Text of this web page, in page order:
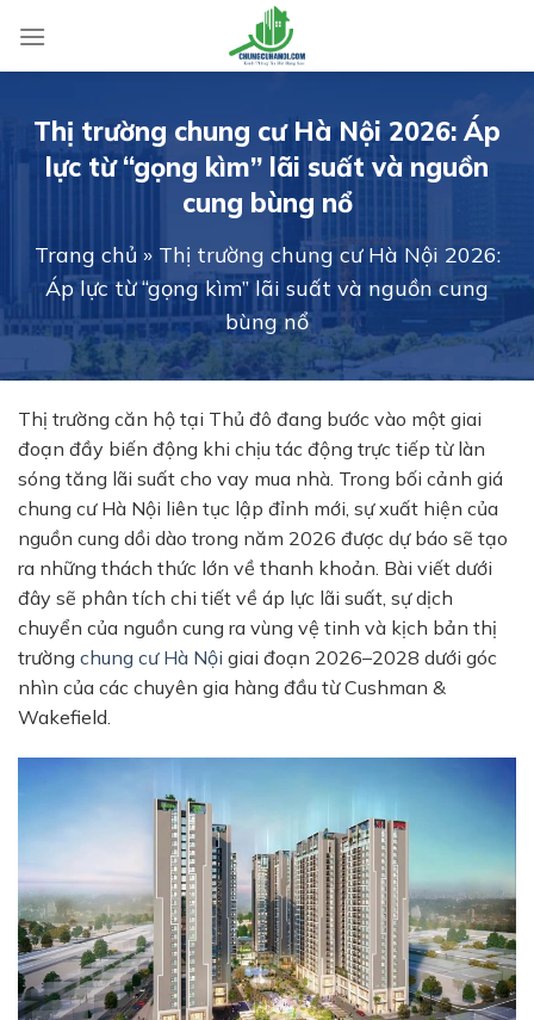
content
Thị trường chung cư Hà Nội 2026: Áp
lực từ “gọng kìm” lãi suất và nguồn
cung bùng nổ
Trang chủ » Thị trường chung cư Hà Nội 2026:
Áp lực từ “gọng kìm” lãi suất và nguồn cung
bùng nổ
Thị trường căn hộ tại Thủ đô đang bước vào một giai
đoạn đầy biến động khi chịu tác động trực tiếp từ làn
sóng tăng lãi suất cho vay mua nhà. Trong bối cảnh giá
chung cư Hà Nội liên tục lập đỉnh mới, sự xuất hiện của
nguồn cung dồi dào trong năm 2026 được dự báo sẽ tạo
ra những thách thức lớn về thanh khoản. Bài viết dưới
đây sẽ phân tích chi tiết về áp lực lãi suất, sự dịch
chuyển của nguồn cung ra vùng vệ tinh và kịch bản thị
trường chung cư Hà Nội giai đoạn 2026–2028 dưới góc
nhìn của các chuyên gia hàng đầu từ Cushman &
Wakefield.